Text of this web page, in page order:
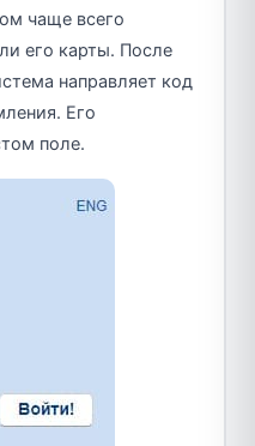
чаще всего
его карты. После
направляет код
Его
поле.